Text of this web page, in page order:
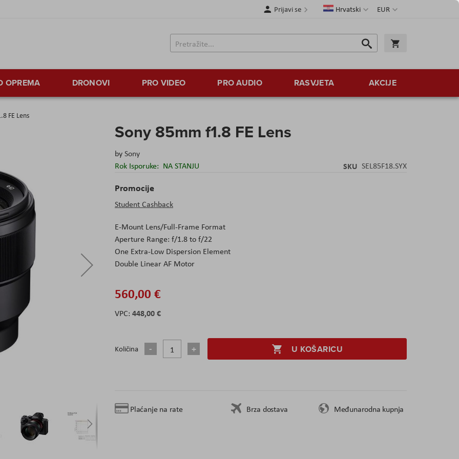
Valuta
EUR
JezikHrvatski
Prijavi se
Traži
Traži
OPREMA DRONOVI PRO VIDEO PRO AUDIO RASVJETA AKCIJE
FE Lens
Sony 85mm f1.8 FE Lens
bySony
Rok Isporuke: NA STANJU SKU SEL85F18.SYX
Promocije
Student Cashback
E-Mount Lens/Full-Frame Format
Aperture Range: f/1.8 to f/22
One Extra-Low Dispersion Element
Double Linear AF Motor
560,00 €
448,00 €
Količina U KOŠARICU
Plaćanje na rate Brza dostava Međunarodna kupnja